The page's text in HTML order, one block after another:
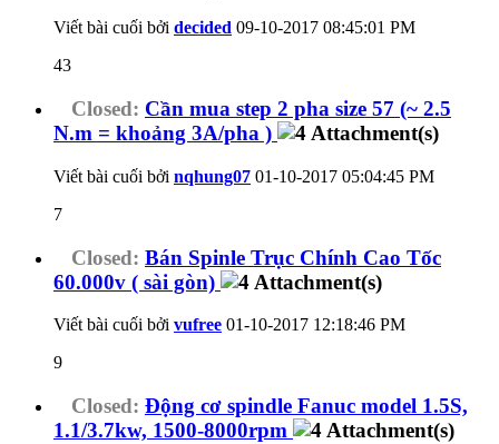
Viết bài cuối bởi decided 09-10-2017 08:45:01 PM
43
Closed: Cần mua step 2 pha size 57 (~ 2.5
N.m = khoảng 3A/pha )
Viết bài cuối bởi nqhung07 01-10-2017 05:04:45 PM
7
Closed: Bán Spinle Trục Chính Cao Tốc
60.000v ( sài gòn)
Viết bài cuối bởi vufree 01-10-2017 12:18:46 PM
9
Closed: Động cơ spindle Fanuc model 1.5S,
1.1/3.7kw, 1500-8000rpm